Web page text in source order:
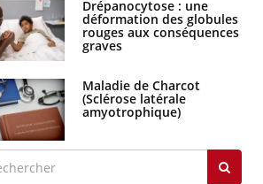
Drépanocytose : une
déformation des globules
rouges aux conséquences
graves
Maladie de Charcot
(Sclérose latérale
amyotrophique)